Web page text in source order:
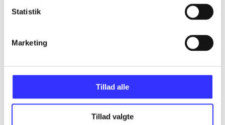
Statistik
Marketing
Tillad alle
Tillad valgte
...
...
...